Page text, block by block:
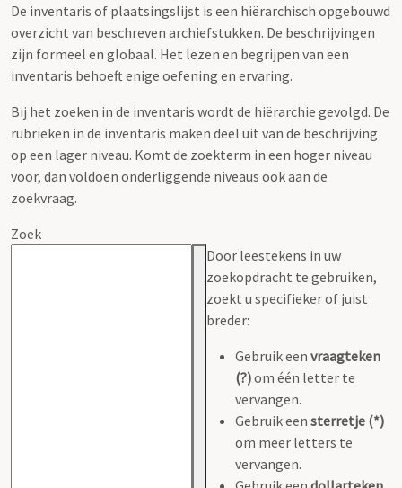
De inventaris of plaatsingslijst is een hiërarchisch opgebouwd
overzicht van beschreven archiefstukken. De beschrijvingen
zijn formeel en globaal. Het lezen en begrijpen van een
inventaris behoeft enige oefening en ervaring.
Bij het zoeken in de inventaris wordt de hiërarchie gevolgd. De
rubrieken in de inventaris maken deel uit van de beschrijving
op een lager niveau. Komt de zoekterm in een hoger niveau
voor, dan voldoen onderliggende niveaus ook aan de
zoekvraag.
Zoek
Door leestekens in uw
zoekopdracht te gebruiken,
zoekt u specifieker of juist
breder:
Gebruik een vraagteken
(?)om één letter te
vervangen.
Gebruik een sterretje (*)
om meer letters te
vervangen.